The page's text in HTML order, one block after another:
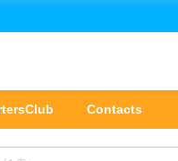
Contacts